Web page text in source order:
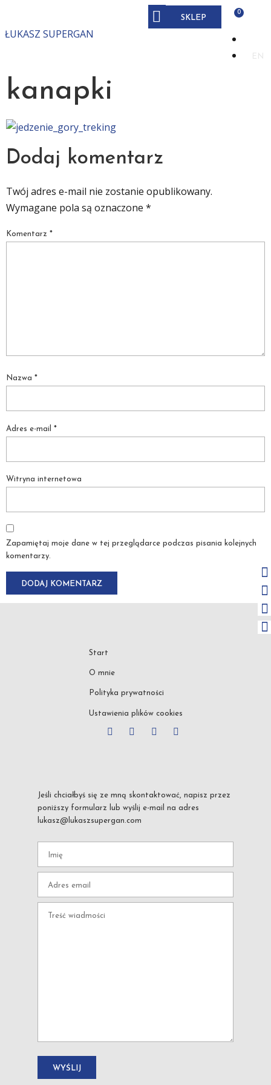
ŁUKASZ SUPERGAN
SKLEP
EN
kanapki
Dodaj komentarz
Twój adres e-mail nie zostanie opublikowany.
Wymagane pola są oznaczone *
Komentarz *
Nazwa *
Adres e-mail *
Witryna internetowa
Zapamiętaj moje dane w tej przeglądarce podczas pisania kolejnych
komentarzy.
Start
O mnie
Polityka prywatności
Ustawienia plików cookies
Jeśli chciałbyś się ze mną skontaktować, napisz przez
poniższy formularz lub wyślij e-mail na adres
lukasz@lukaszsupergan.com